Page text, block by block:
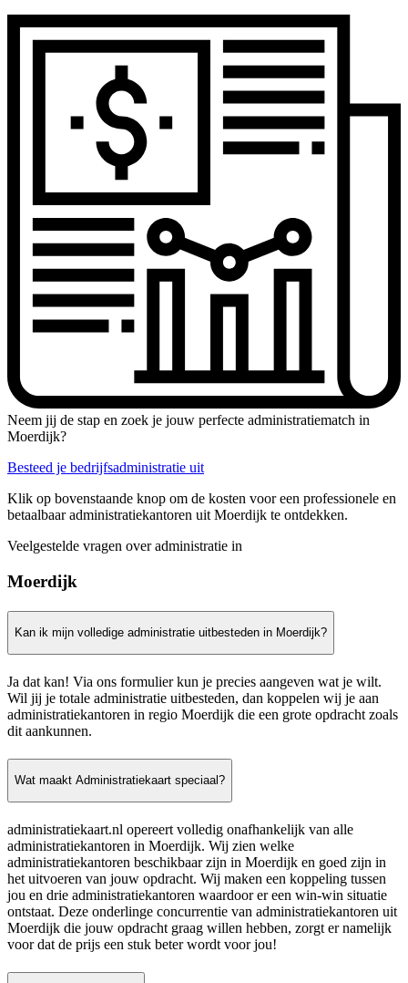
Neem jij de stap en zoek je jouw perfecte administratiematch in
Moerdijk?
Besteed je bedrijfsadministratie uit
Klik op bovenstaande knop om de kosten voor een professionele en
betaalbaar administratiekantoren uit Moerdijk te ontdekken.
Veelgestelde vragen over administratie in
Moerdijk
Kan ik mijn volledige administratie uitbesteden in Moerdijk?
Ja dat kan! Via ons formulier kun je precies aangeven wat je wilt.
Wil jij je totale administratie uitbesteden, dan koppelen wij je aan
administratiekantoren in regio Moerdijk die een grote opdracht zoals
dit aankunnen.
Wat maakt Administratiekaart speciaal?
administratiekaart.nl opereert volledig onafhankelijk van alle
administratiekantoren in Moerdijk. Wij zien welke
administratiekantoren beschikbaar zijn in Moerdijk en goed zijn in
het uitvoeren van jouw opdracht. Wij maken een koppeling tussen
jou en drie administratiekantoren waardoor er een win-win situatie
ontstaat. Deze onderlinge concurrentie van administratiekantoren uit
Moerdijk die jouw opdracht graag willen hebben, zorgt er namelijk
voor dat de prijs een stuk beter wordt voor jou!